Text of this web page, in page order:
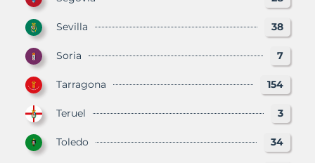
Sevilla 38
Soria 7
Tarragona 154
Teruel 3
Toledo 34